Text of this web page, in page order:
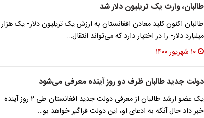
طالبان، وارث یک تریلیون دلار شد
طالبان اکنون کلید معادن افغانستان به ارزش یک تریلیون دلار- یک هزار
میلیارد دلار- را در اختیار دارد که می‌تواند انتقال…
۱۰ شهریور ۱۴۰۰
دولت جدید طالبان ظرف دو روز آینده معرفی می‌شود
یک عضو ارشد طالبان از معرفی دولت جدید افغانستان طی ۲ روز آینده
خبر داد حال آنکه به ادعای او، این دولت فراگیر خواهد بو…